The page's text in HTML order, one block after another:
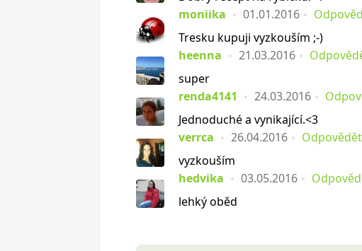
moniika
01.01.2016
Tresku kupuji vyzkouším ;-)
heenna
21.03.2016
super
renda4141
24.03.2016
Jednoduché a vynikající.<3
verrca
26.04.2016
Odpovědět
vyzkouším
hedvika
03.05.2016
lehký oběd